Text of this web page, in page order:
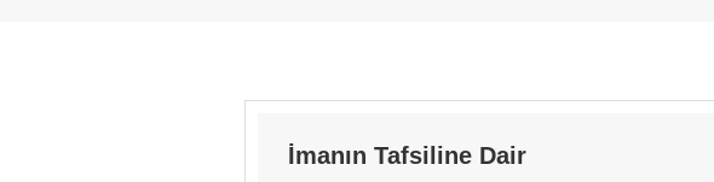
İmanın Tafsiline Dair